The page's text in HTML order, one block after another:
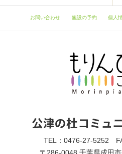
お問い合わせ 施設の予約 個人
TEL：0476-27-5252
〒286-0048 千葉県成田